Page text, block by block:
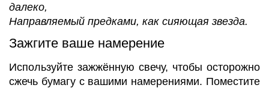
далеко,
Направляемый предками, как сияющая звезда.
Зажгите ваше намерение
Используйте зажжённую свечу, чтобы осторожно
сжечь бумагу с вашими намерениями. Поместите